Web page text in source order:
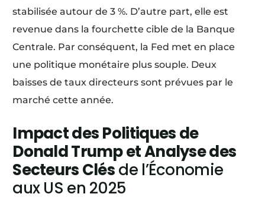
stabilisée autour de 3 %. D’autre part, elle est
revenue dans la fourchette cible de la Banque
Centrale. Par conséquent, la Fed met en place
une politique monétaire plus souple. Deux
baisses de taux directeurs sont prévues par le
marché cette année.
Impact des Politiques de
Donald Trump et Analyse des
Secteurs Clésde l’Économie
aux US en 2025